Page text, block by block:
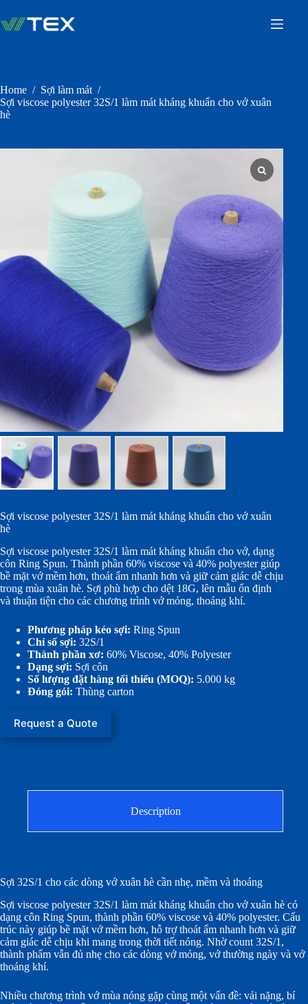
content
Home / Sợi làm mát /
Sợi viscose polyester 32S/1 làm mát kháng khuẩn cho vớ xuân
hè
Sợi viscose polyester 32S/1 làm mát kháng khuẩn cho vớ xuân
hè
Sợi viscose polyester 32S/1 làm mát kháng khuẩn cho vớ, dạng
côn Ring Spun. Thành phần 60% viscose và 40% polyester giúp
bề mặt vớ mềm hơn, thoát ẩm nhanh hơn và giữ cảm giác dễ chịu
trong mùa xuân hè. Sợi phù hợp cho dệt 18G, lên mẫu ổn định
và thuận tiện cho các chương trình vớ mỏng, thoáng khí.
Phương pháp kéo sợi: Ring Spun
Chỉ số sợi: 32S/1
Thành phần xơ: 60% Viscose, 40% Polyester
Dạng sợi: Sợi côn
Số lượng đặt hàng tối thiểu (MOQ): 5.000 kg
Đóng gói: Thùng carton
Request a Quote
Description
Sợi 32S/1 cho các dòng vớ xuân hè cần nhẹ, mềm và thoáng
Sợi viscose polyester 32S/1 làm mát kháng khuẩn cho vớ xuân hè có
dạng côn Ring Spun, thành phần 60% viscose và 40% polyester. Cấu
trúc này giúp bề mặt vớ mềm hơn, hỗ trợ thoát ẩm nhanh hơn và giữ
cảm giác dễ chịu khi mang trong thời tiết nóng. Nhờ count 32S/1,
thành phẩm vẫn đủ nhẹ cho các dòng vớ mỏng, vớ thường ngày và vớ
thoáng khí.
Nhiều chương trình vớ mùa nóng gặp cùng một vấn đề: vải nặng, bí